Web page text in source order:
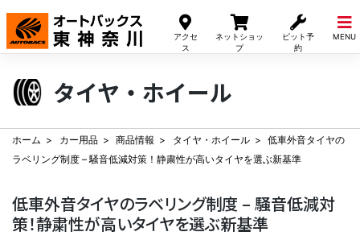
アクセ
ス
ネットショッ
プ
ピット予
約
MENU
Skip
content
タイヤ・ホイール
ホーム カー用品 商品情報 タイヤ・ホイール
低車外音タイヤの
ラベリング制度 – 騒音低減対策！静粛性が高いタイヤを選ぶ新基準
低車外音タイヤのラベリング制度 – 騒音低減対
策！静粛性が高いタイヤを選ぶ新基準